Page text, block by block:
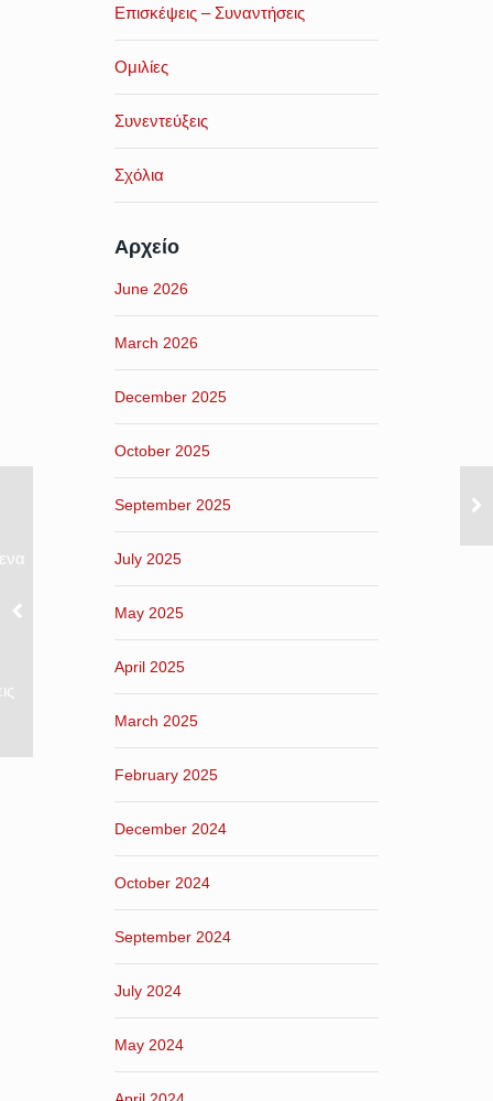
Επισκέψεις – Συναντήσεις
Ομιλίες
Συνεντεύξεις
Σχόλια
Αρχείο
June 2026
March 2026
December 2025
October 2025
September 2025
July 2025
May 2025
April 2025
March 2025
February 2025
December 2024
October 2024
September 2024
July 2024
May 2024